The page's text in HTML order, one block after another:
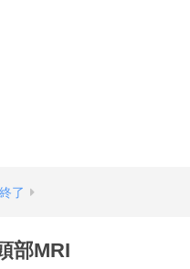
了
部MRI